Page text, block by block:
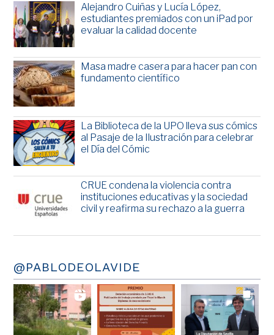
Alejandro Cuiñas y Lucía López,
estudiantes premiados con un iPad por
evaluar la calidad docente
Masa madre casera para hacer pan con
fundamento científico
La Biblioteca de la UPO lleva sus cómics
al Pasaje de la Ilustración para celebrar
el Día del Cómic
CRUE condena la violencia contra
instituciones educativas y la sociedad
civil y reafirma su rechazo a la guerra
@PABLODEOLAVIDE